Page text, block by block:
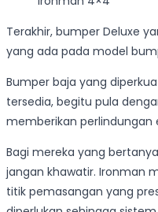
Terakhir, bumper Deluxe
yang ada pada model
Bumper baja yang
tersedia, begitu pula
memberikan perlindungan
Bagi mereka yang
jangan khawatir. Ironman
titik pemasangan yang